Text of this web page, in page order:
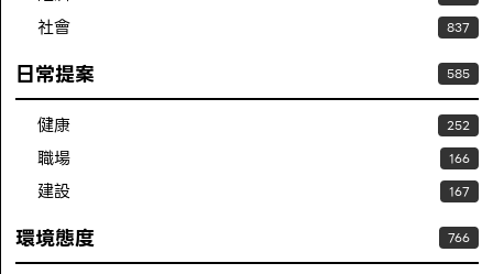
社會 837
日常提案 585
健康 252
職場 166
建設 167
環境態度 766